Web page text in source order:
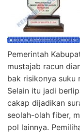
Pemerintah
mustajab racun
bak risikonya suku
Selain itu jadi
cakap dijadikan
seolah-olah fiber,
pol lainnya.